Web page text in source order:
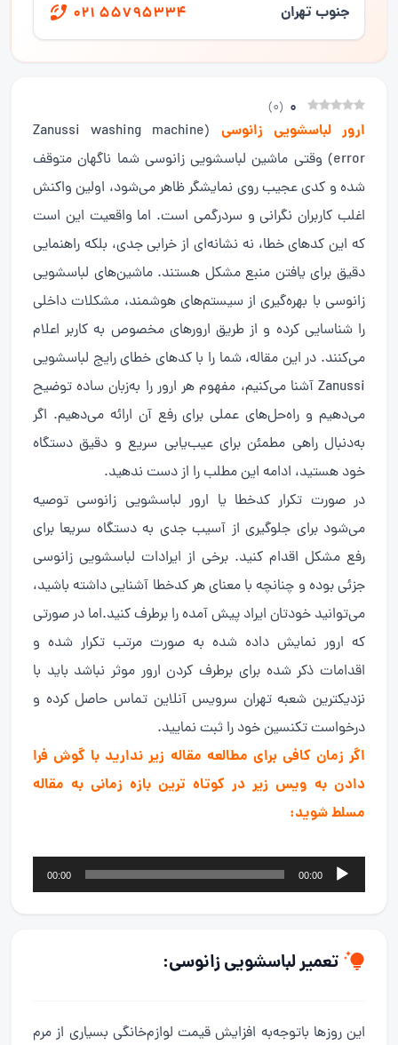
جنوب تهران 021 55795334
0
(
0
)
ارور لباسشویی زانوسی
(Zanussi washing machine
error) وقتی ماشین لباسشویی زانوسی شما ناگهان متوقف
شده و کدی عجیب روی نمایشگر ظاهر می‌شود، اولین واکنش
اغلب کاربران نگرانی و سردرگمی است. اما واقعیت این است
که این کدهای خطا، نه نشانه‌ای از خرابی جدی، بلکه راهنمایی
دقیق برای یافتن منبع مشکل هستند. ماشین‌های لباسشویی
زانوسی با بهره‌گیری از سیستم‌های هوشمند، مشکلات داخلی
را شناسایی کرده و از طریق ارورهای مخصوص به کاربر اعلام
می‌کنند. در این مقاله، شما را با کدهای خطای رایج لباسشویی
Zanussi آشنا می‌کنیم، مفهوم هر ارور را به‌زبان ساده توضیح
می‌دهیم و راه‌حل‌های عملی برای رفع آن ارائه می‌دهیم. اگر
به‌دنبال راهی مطمئن برای عیب‌یابی سریع و دقیق دستگاه
خود هستید، ادامه این مطلب را از دست ندهید.
در صورت تکرار کدخطا یا ارور لباسشویی زانوسی توصیه
می‌شود برای جلوگیری از آسیب جدی به دستگاه سریعا برای
رفع مشکل اقدام کنید. برخی از ایرادات لباسشویی زانوسی
جزئی بوده و چنانچه با معنای هر کدخطا آشنایی داشته باشید،
می‌توانید خودتان ایراد پیش آمده را برطرف کنید.اما در صورتی
که ارور نمایش داده شده به صورت مرتب تکرار شده و
اقدامات ذکر شده برای برطرف کردن ارور موثر نباشد باید با
نزدیکترین شعبه تهران سرویس آنلاین تماس حاصل کرده و
درخواست تکنسین خود را ثبت نمایید.
اگر زمان کافی برای مطالعه مقاله زیر ندارید با گوش فرا
دادن به ویس زیر در کوتاه ترین بازه زمانی به مقاله
مسلط شوید:
پخش‌کننده
صوت
00:00
00:00
تعمیر لباسشوییزانوسی:
این روزها باتوجه‌به افزایش قیمت لوازم‌خانگی بسیاری از مرم